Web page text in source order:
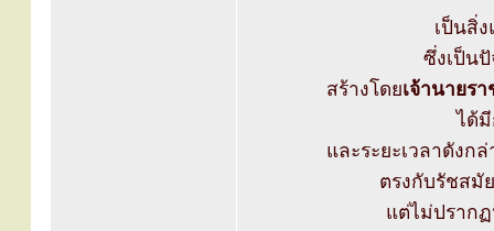
เป็นสิ่
ซึ่งเป็น
สร้างโดยเจ้านายร
ได้
และระยะเวลาดัง
ตรงกับรัชสมั
แต่ไม่ปราก